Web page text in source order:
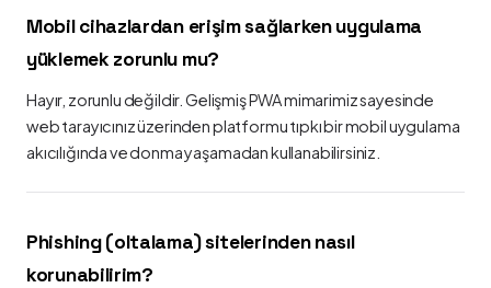
Mobil cihazlardan erişim sağlarken uygulama
yüklemek zorunlu mu?
Hayır, zorunlu değildir. Gelişmiş PWA mimarimiz sayesinde
web tarayıcınız üzerinden platformu tıpkı bir mobil uygulama
akıcılığında ve donma yaşamadan kullanabilirsiniz.
Phishing (oltalama) sitelerinden nasıl
korunabilirim?